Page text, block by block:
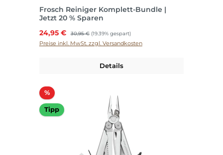
Frosch Reiniger Komplett-Bundle |
Jetzt 20 % Sparen
Verkaufspreis:
24,95 € Regulärer Preis:
30,95 € (19.39% gespart)
Preise inkl. MwSt. zzgl. Versandkosten
Details
%Rabatt
Tipp